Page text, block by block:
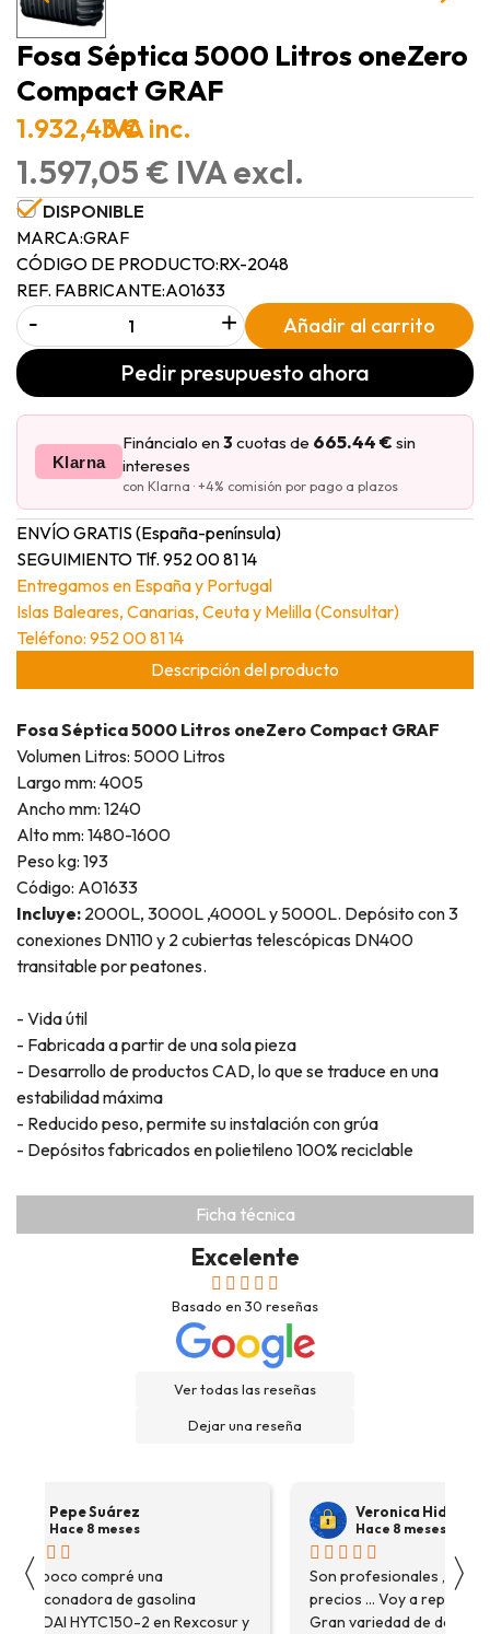
Fosa Séptica 5000 Litros oneZero
Compact GRAF
1.932,43 €IVA inc.
1.597,05 € IVA excl.
DISPONIBLE
MARCA:GRAF
CÓDIGO DE PRODUCTO:RX-2048
REF. FABRICANTE:A01633
- + Añadir al carrito
Pedir presupuesto ahora
Klarna
Fináncialo en3 cuotas de 665.44 € sin
intereses
con Klarna · +4% comisión por pago a plazos
ENVÍO GRATIS (España-península)
SEGUIMIENTO Tlf. 952 00 81 14
Entregamos en España y Portugal
Islas Baleares, Canarias, Ceuta y Melilla (Consultar)
Teléfono: 952 00 81 14
Descripción del producto
Ficha técnica
Fosa Séptica 5000 Litros oneZero Compact GRAF
Volumen Litros: 5000 Litros
Largo mm: 4005
Ancho mm: 1240
Alto mm: 1480-1600
Peso kg: 193
Código: A01633
Incluye: 2000L, 3000L ,4000L y 5000L. Depósito con 3
conexiones DN110 y 2 cubiertas telescópicas DN400
transitable por peatones.
- Vida útil
- Fabricada a partir de una sola pieza
- Desarrollo de productos CAD, lo que se traduce en una
estabilidad máxima
- Reducido peso, permite su instalación con grúa
- Depósitos fabricados en polietileno 100% reciclable
Excelente
Basado en 30 reseñas
Ver todas las reseñas
Dejar una reseña
〈
Pepe Suárez
Hace 8 meses
Hace poco compré una
destoconadora de gasolina
HYUNDAI HYTC150-2 en Rexcosur y
Veronica Hidalgo
Hace 8 meses
Son profesionales ,
precios ... Voy a repetir
Gran variedad de
〉